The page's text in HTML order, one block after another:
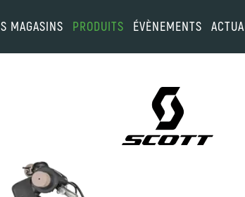
MAGASINS PRODUITS ÉVÈNEMENTS